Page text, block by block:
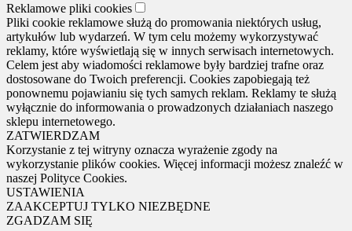
Reklamowe pliki cookies
Pliki cookie reklamowe służą do promowania niektórych usług,
artykułów lub wydarzeń. W tym celu możemy wykorzystywać
reklamy, które wyświetlają się w innych serwisach internetowych.
Celem jest aby wiadomości reklamowe były bardziej trafne oraz
dostosowane do Twoich preferencji. Cookies zapobiegają też
ponownemu pojawianiu się tych samych reklam. Reklamy te służą
wyłącznie do informowania o prowadzonych działaniach naszego
sklepu internetowego.
ZATWIERDZAM
Korzystanie z tej witryny oznacza wyrażenie zgody na
wykorzystanie plików cookies. Więcej informacji możesz znaleźć w
naszej Polityce Cookies.
USTAWIENIA
ZAAKCEPTUJ TYLKO NIEZBĘDNE
ZGADZAM SIĘ